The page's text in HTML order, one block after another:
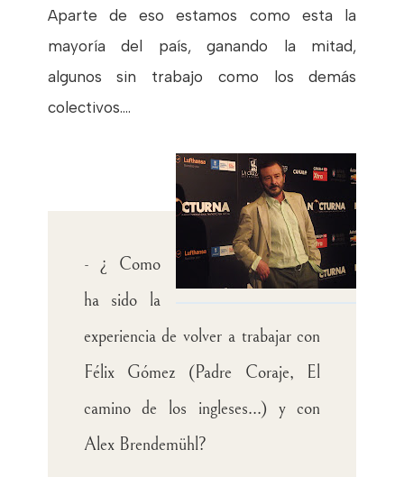
Aparte de eso estamos como esta la
mayoría del país, ganando la mitad,
algunos sin trabajo como los demás
colectivos....
- ¿ Como
ha sido la
experiencia de volver a trabajar con
Félix Gómez (Padre Coraje, El
camino de los ingleses...) y con
Alex Brendemühl?